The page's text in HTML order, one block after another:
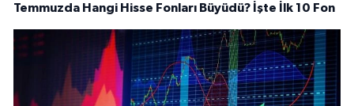
Temmuzda Hangi Hisse Fonları Büyüdü? İşte İlk 10 Fon